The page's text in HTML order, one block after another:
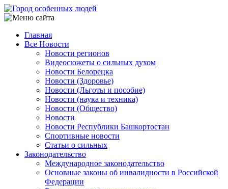
Перейти
к
содержанию
Main
navigation
Главная
Все Новости
Новости регионов
Видеосюжеты о сильных духом
Новости Белорецка
Новости (Здоровье)
Новости (Льготы и пособие)
Новости (наука и техника)
Новости (Общество)
Новости
Новости Республики Башкортостан
Спортивные новости
Статьи о сильных
Законодательство
Международное законодательство
Основные законы об инвалидности в Российской
Федерации